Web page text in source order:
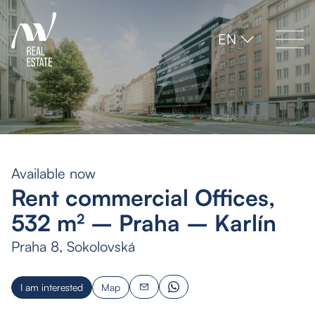
EN
Available now
Rent commercial Offices,
532 m² – Praha – Karlín
Praha 8, Sokolovská
I am interested Map